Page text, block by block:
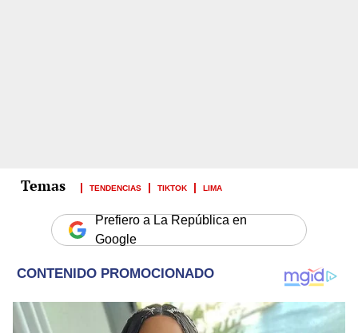
TENDENCIAS TIKTOK LIMA
Prefiero a La República en
Google